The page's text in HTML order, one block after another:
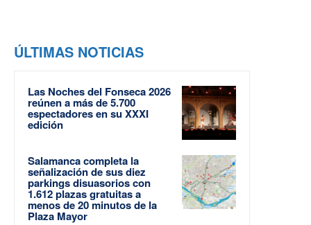
ÚLTIMAS NOTICIAS
Las Noches del Fonseca 2026
reúnen a más de 5.700
espectadores en su XXXI
edición
Salamanca completa la
señalización de sus diez
parkings disuasorios con
1.612 plazas gratuitas a
menos de 20 minutos de la
Plaza Mayor